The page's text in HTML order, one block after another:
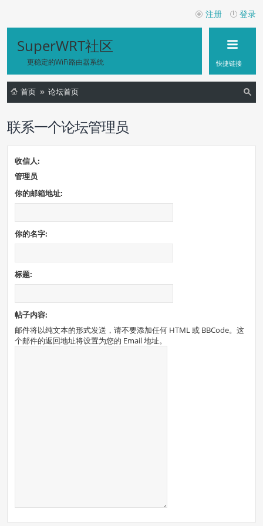
登录
注册
SuperWRT社区
更稳定的WiFi路由器系统 快捷链接
首页
论坛首页
联系一个论坛管理员
收信人:
管理员
你的邮箱地址:
你的名字:
标题:
帖子内容:
邮件将以纯文本的形式发送，请不要添加任何 HTML 或 BBCode。这
个邮件的返回地址将设置为您的 Email 地址。